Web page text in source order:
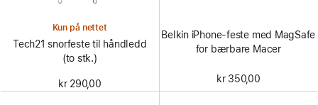
Kun på nettet
Tech21 snorfeste til håndledd
(to stk.)
kr 290,00
Belkin iPhone-feste med MagSafe
for bærbare Macer
kr 350,00